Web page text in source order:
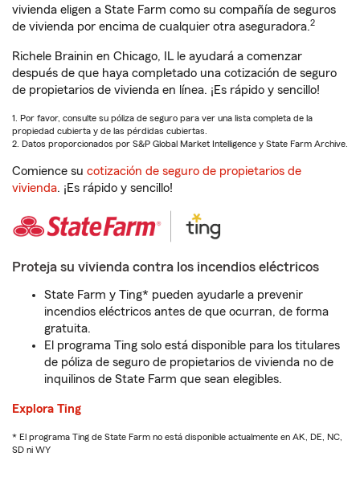
vivienda eligen a State Farm como su compañía de seguros
de vivienda por encima de cualquier otra aseguradora.2
Richele Brainin en Chicago, IL le ayudará a comenzar
después de que haya completado una cotización de seguro
de propietarios de vivienda en línea. ¡Es rápido y sencillo!
1. Por favor, consulte su póliza de seguro para ver una lista completa de la
propiedad cubierta y de las pérdidas cubiertas.
2. Datos proporcionados por S&P Global Market Intelligence y State Farm Archive.
Comience su cotización de seguro de propietarios de
vivienda. ¡Es rápido y sencillo!
Proteja su vivienda contra los incendios eléctricos
State Farm y Ting* pueden ayudarle a prevenir
incendios eléctricos antes de que ocurran, de forma
gratuita.
El programa Ting solo está disponible para los titulares
de póliza de seguro de propietarios de vivienda no de
inquilinos de State Farm que sean elegibles.
Explora Ting
* El programa Ting de State Farm no está disponible actualmente en AK, DE, NC,
SD ni WY